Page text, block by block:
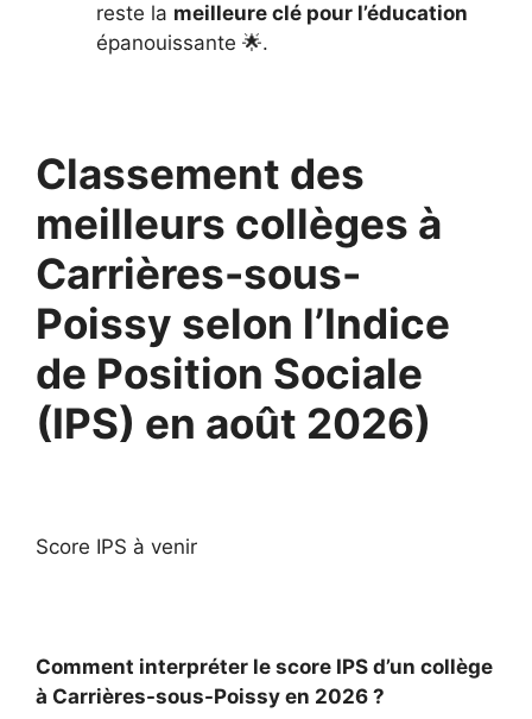
reste la meilleure clé pour l’éducation
épanouissante 🌟.
Classement des
meilleurs collèges à
Carrières-sous-
Poissy selon l’Indice
de Position Sociale
(IPS) en août 2026)
Score IPS à venir
Comment interpréter le score IPS d’un collège
à Carrières-sous-Poissy en 2026 ?